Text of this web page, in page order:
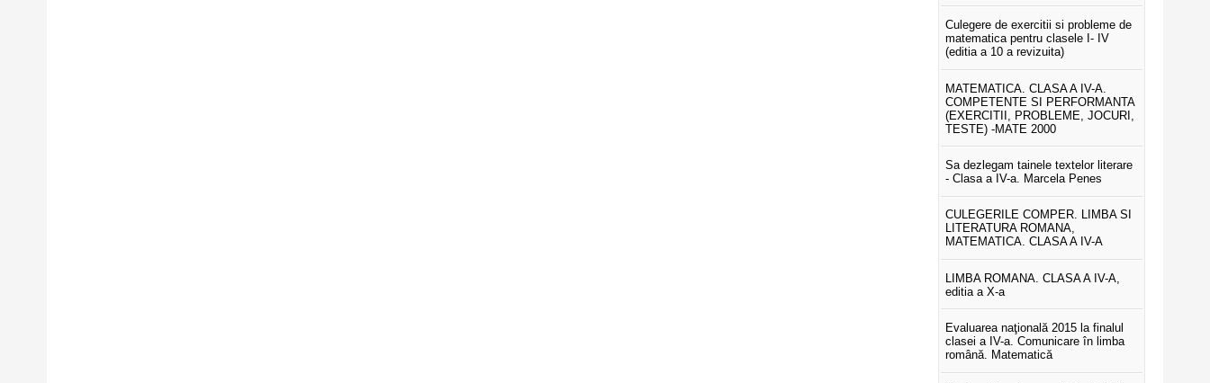
Culegere de exercitii si probleme de
matematica pentru clasele I- IV
(editia a 10 a revizuita)
MATEMATICA. CLASA A IV-A.
COMPETENTE SI PERFORMANTA
(EXERCITII, PROBLEME, JOCURI,
TESTE) -MATE 2000
Sa dezlegam tainele textelor literare
- Clasa a IV-a. Marcela Penes
CULEGERILE COMPER. LIMBA SI
LITERATURA ROMANA,
MATEMATICA. CLASA A IV-A
LIMBA ROMANA. CLASA A IV-A,
editia a X-a
Evaluarea naţională 2015 la finalul
clasei a IV-a. Comunicare în limba
română. Matematică